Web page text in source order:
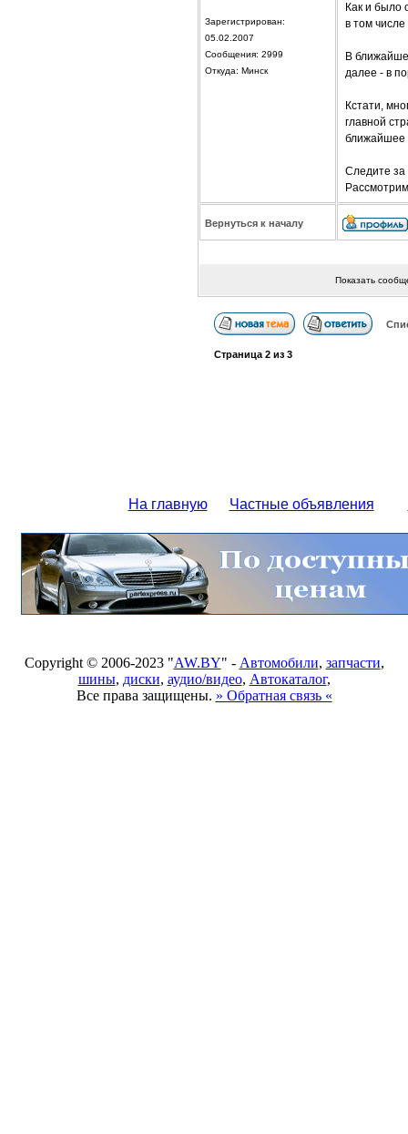
Зарегистрирован:
05.02.2007
Сообщения: 2999
Откуда: Минск
Как и было
в том
В
далее - в
Кстати,
главной
ближайшее
Следите за
Вернуться к началу
Показать
Страница 2из 3
На главную Частные объявления
Copyright © 2006-2023 "AW.BY" - Автомобили, запчасти,
шины, диски, аудио/видео, Автокаталог,
Все права защищены. » Обратная связь «